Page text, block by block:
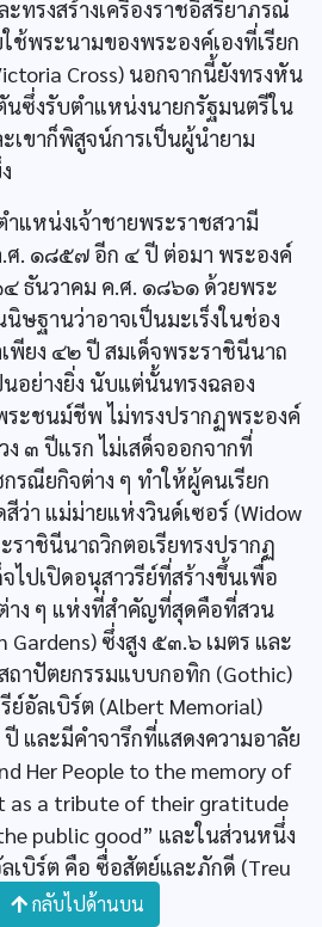
ทรงสร้างเครื่องราชอิสริยาภรณ์
ช้พระนามของพระองค์เองที่เรียก
Cross) นอกจากนี้ยังทรงหัน
ซึ่งรับตำแหน่งนายกรัฐมนตรีใน
ขาก็พิสูจน์การเป็นผู้นำยาม
ำแหน่งเจ้าชายพระราชสวามี
.ศ. ๑๘๕๗ อีก ๔ ปี ต่อมา พระองค์
ธันวาคม ค.ศ. ๑๘๖๑ ด้วยพระ
ษฐานว่าอาจเป็นมะเร็งในช่อง
ยง ๔๒ ปี สมเด็จพระราชินีนาถ
อย่างยิ่ง นับแต่นั้นทรงฉลอง
ะชนม์ชีพ ไม่ทรงปรากฏพระองค์
๓ ปีแรก ไม่เสด็จออกจากที่
รณียกิจต่าง ๆ ทำให้ผู้คนเรียก
ว่า แม่ม่ายแห่งวินด์เซอร์ (Widow
ราชินีนาถวิกตอเรียทรงปรากฏ
ไปเปิดอนุสาวรีย์ที่สร้างขึ้นเพื่อ
าง ๆ แห่งที่สำคัญที่สุดคือที่สวน
Gardens) ซึ่งสูง ๕๓.๖ เมตร และ
ถาปัตยกรรมแบบกอทิก (Gothic)
ย์อัลเบิร์ต (Albert Memorial)
และมีคำจารึกที่แสดงความอาลัย
Her People to the memory of
as a tribute of their gratitude
public good” และในส่วนหนึ่ง
เบิร์ต คือ ซื่อสัตย์และภักดี (Treu
ด้วย
กลับไปด้านบน